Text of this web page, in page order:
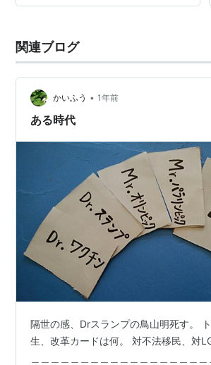
関連ブログ
かいふう • 1年前
ある時代
隔世の感、Drスランプの鳥山明死す。
生、改革カードは何。 対不法移民、対